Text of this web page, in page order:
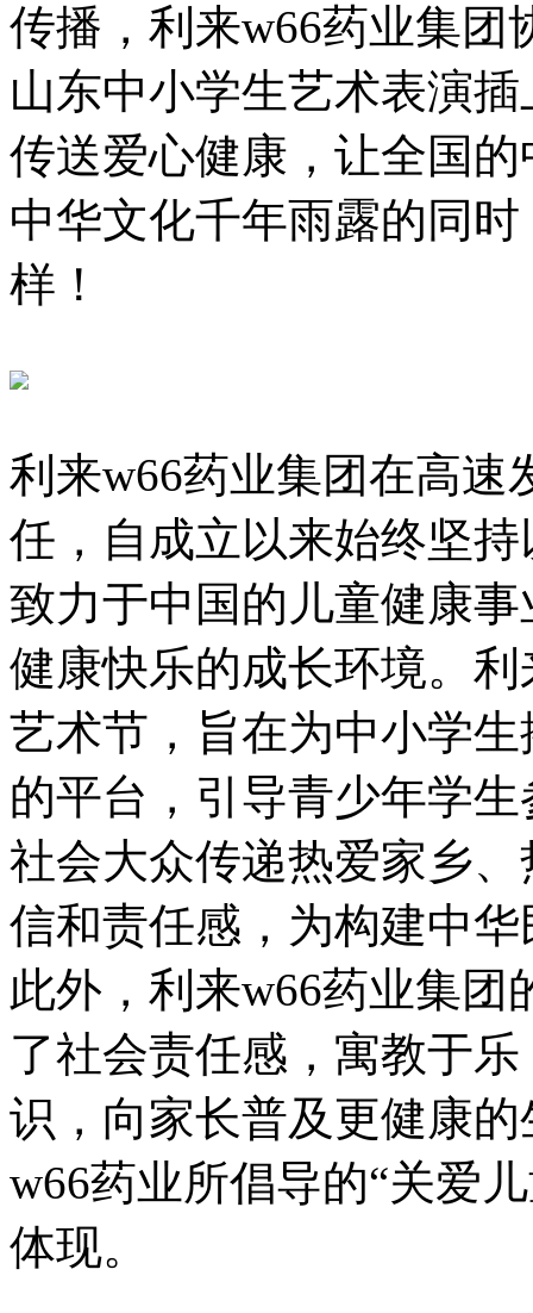
传播，利来w66药业集团
山东中小学生艺术表演
传送爱心健康，让全国
中华文化千年雨露的同
样！
利来w66药业集团在高速
任，自成立以来始终坚
致力于中国的儿童健康
健康快乐的成长环境。
艺术节，旨在为中小学
的平台，引导青少年学
社会大众传递热爱家乡
信和责任感，为构建中
此外，利来w66药业集
了社会责任感，寓教于
识，向家长普及更健康
w66药业所倡导的“关爱
体现。